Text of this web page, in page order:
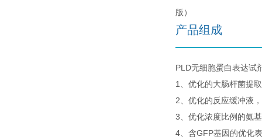
产品组成
PLD无细胞蛋白表达试
1、优化的大肠杆菌提
2、优化的反应缓冲液
3、优化浓度比例的氨
4、含GFP基因的优化